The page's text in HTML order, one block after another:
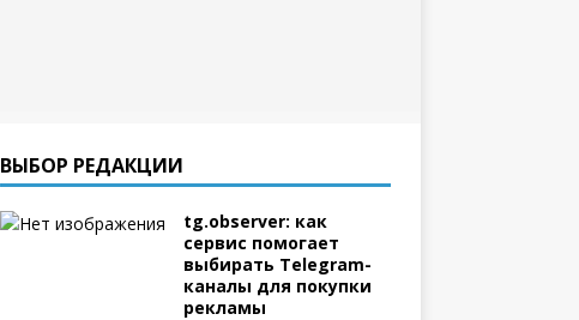
ВЫБОР РЕДАКЦИИ
tg.observer: как
сервис помогает
выбирать Telegram-
каналы для покупки
рекламы